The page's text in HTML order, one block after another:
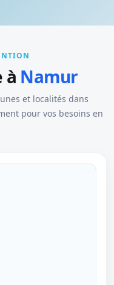
à Namur
et localités dans
pour vos besoins en